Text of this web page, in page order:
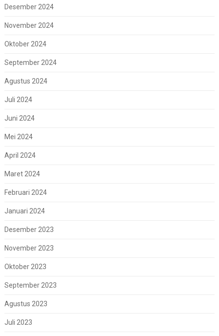
Desember 2024
November 2024
Oktober 2024
September 2024
Agustus 2024
Juli 2024
Juni 2024
Mei 2024
April 2024
Maret 2024
Februari 2024
Januari 2024
Desember 2023
November 2023
Oktober 2023
September 2023
Agustus 2023
Juli 2023